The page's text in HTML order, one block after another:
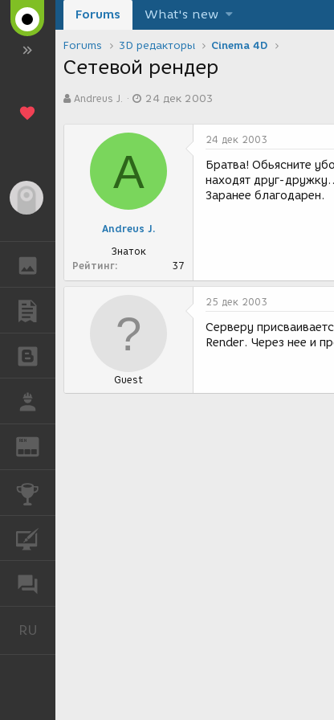
ГАЛЕРЕЯ
REN
RU
Forums What's new
Forums 3D редакторы Cinema 4D
Сетевой рендер
в
Andreus J.
а
д
а
и
я
24 дек 2003
A
Andreus J.
Знаток
Рейтинг
37
24 дек 2003
Братва! Обьясните
находят друг-
Заранее благодарен.
Guest
25 дек 2003
Серверу
Render. Через нее и